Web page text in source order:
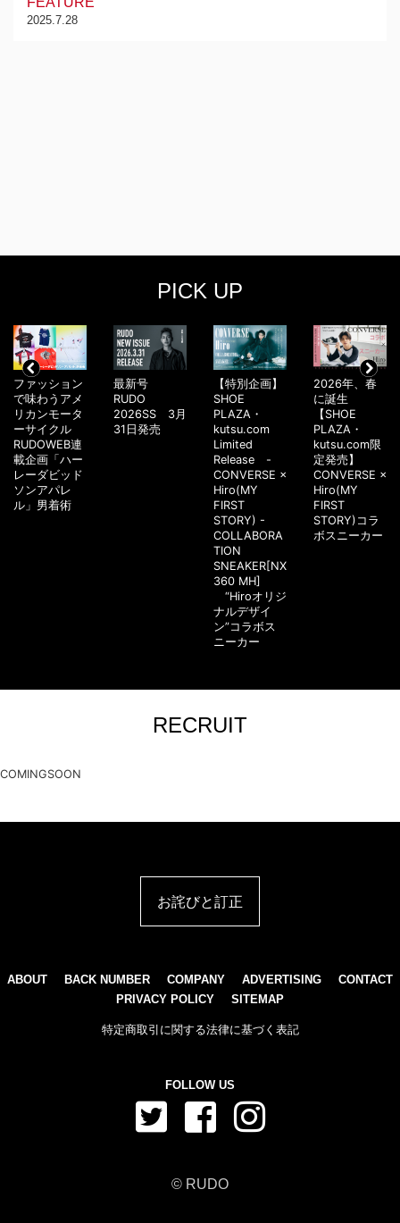
2025.7.28
PICK UP
ファッション
で味わうアメ
リカンモータ
ーサイクル
RUDOWEB連
載企画「ハー
レーダビッド
ソンアパレ
ル」男着術
最新号
RUDO
2026SS 3月
31日発売
【特別企画】
SHOE
PLAZA・
kutsu.com
Limited
Release -
CONVERSE ×
Hiro(MY
FIRST
STORY) -
COLLABORA
TION
SNEAKER[NX
360 MH]
“Hiroオリジ
ナルデザイ
ン”コラボス
ニーカー
2026年、春
に誕生
【SHOE
PLAZA・
kutsu.com限
定発売】
CONVERSE ×
Hiro(MY
FIRST
STORY)コラ
ボスニーカー
RECRUIT
COMINGSOON
お詫びと訂正
ABOUT BACK NUMBER COMPANY ADVERTISING
CONTACT
PRIVACY POLICY
SITEMAP
特定商取引に関する法律に基づく表記
FOLLOW US
© RUDO